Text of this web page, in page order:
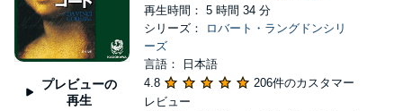
プレビューの
再生
再生時間： 5 時間 34 分
シリーズ：
ロバート・ラングドンシリ
ーズ
言語： 日本語
4.8
206件のカスタマー
レビュー